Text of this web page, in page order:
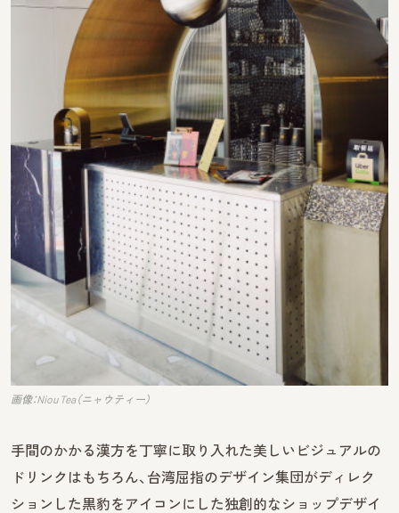
画像：Niou Tea（ニャウティー）
手間のかかる漢方を丁寧に取り入れた美しいビジュアルの
ドリンクはもちろん、台湾屈指のデザイン集団がディレク
ションした黒豹をアイコンにした独創的なショップデザイ